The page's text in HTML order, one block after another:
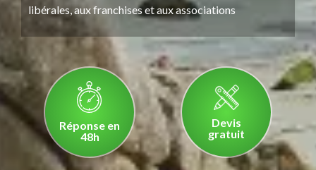
libérales, aux franchises et aux associations
Réponse en
48h
Devis
gratuit